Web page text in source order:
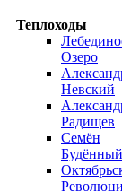
Теплоходы
Озеро
Невский
Радищев
Семён
Будённый